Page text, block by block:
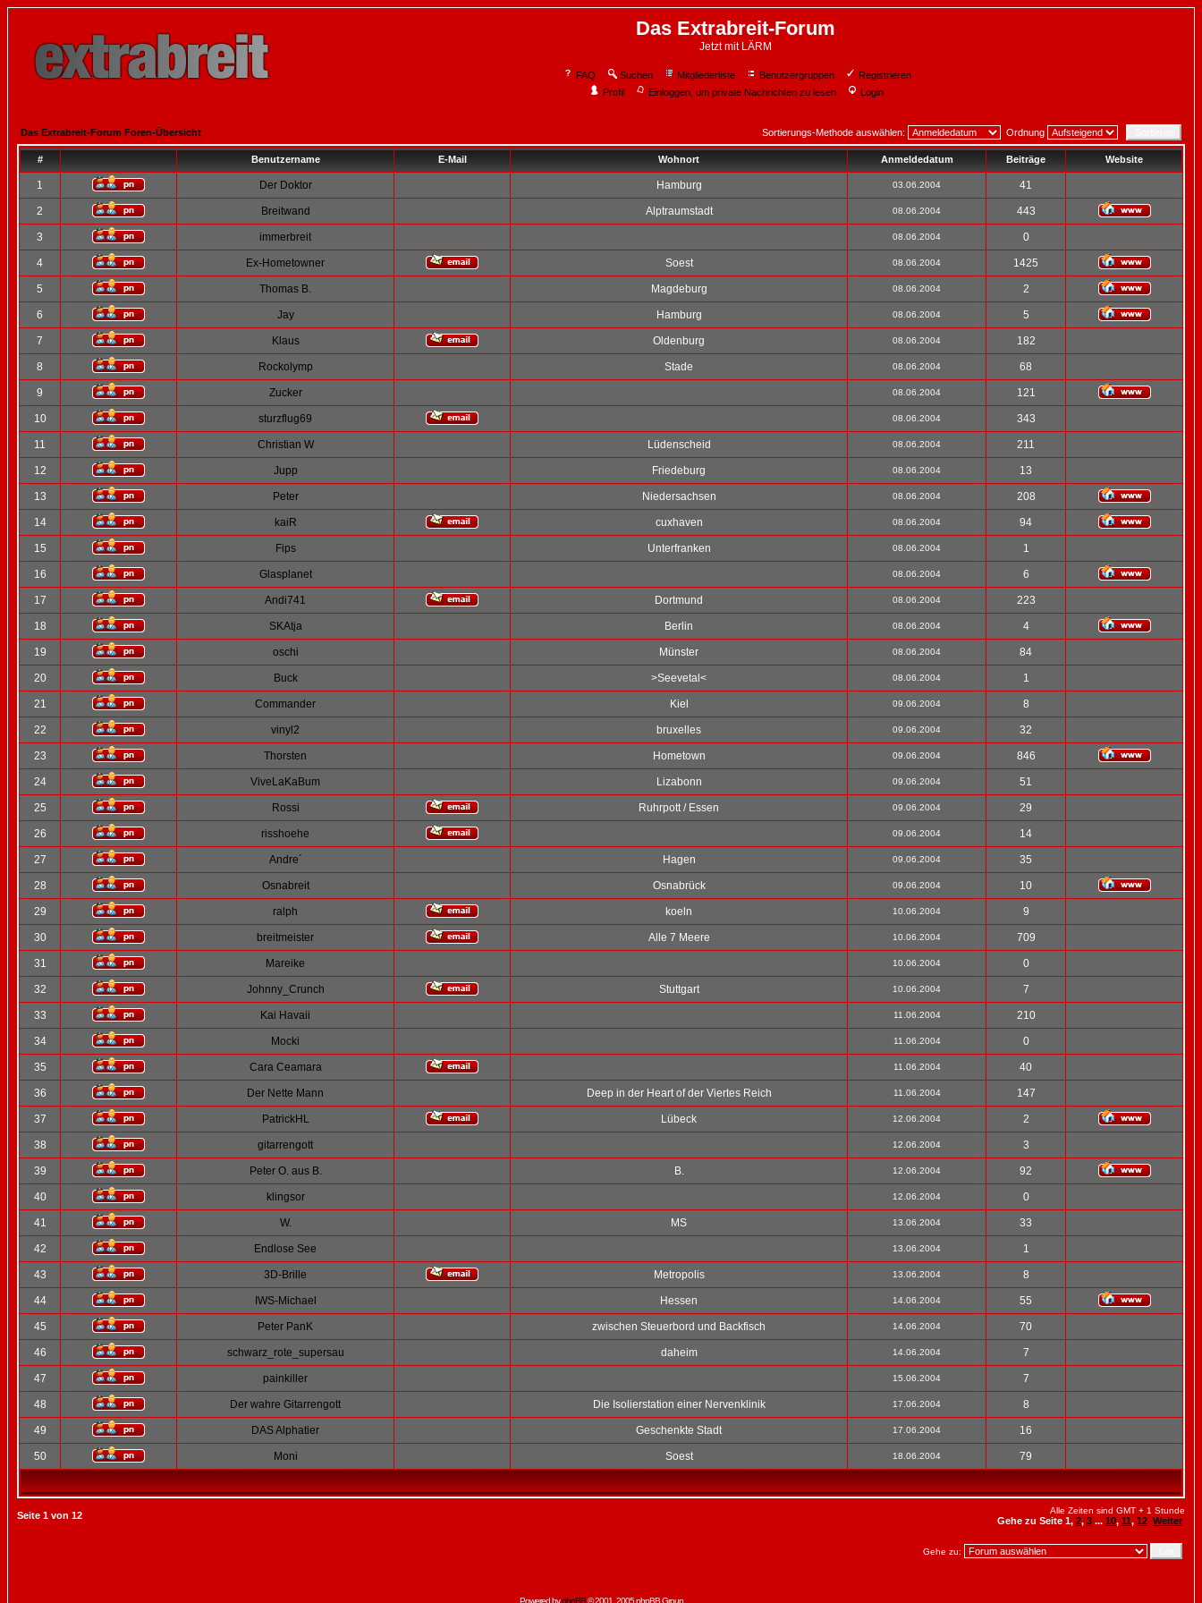
Das Extrabreit-Forum
Jetzt mit LÄRM
FAQ Suchen Mitgliederliste Benutzergruppen
Registrieren
Profil
Einloggen, um private Nachrichten zu lesen Login
Das Extrabreit-Forum Foren-Übersicht Sortierungs-Methode auswählen: Ordnung
# Benutzername E-Mail Wohnort Anmeldedatum Beiträge Website
1 Der Doktor Hamburg 03.06.2004 41
2 Breitwand Alptraumstadt 08.06.2004 443
3 immerbreit 08.06.2004 0
4 Ex-Hometowner Soest 08.06.2004 1425
5 Thomas B. Magdeburg 08.06.2004 2
6 Jay Hamburg 08.06.2004 5
7 Klaus Oldenburg 08.06.2004 182
8 Rockolymp Stade 08.06.2004 68
9 Zucker 08.06.2004 121
10 sturzflug69 08.06.2004 343
11 Christian W Lüdenscheid 08.06.2004 211
12 Jupp Friedeburg 08.06.2004 13
13 Peter Niedersachsen 08.06.2004 208
14 kaiR cuxhaven 08.06.2004 94
15 Fips Unterfranken 08.06.2004 1
16 Glasplanet 08.06.2004 6
17 Andi741 Dortmund 08.06.2004 223
18 SKAtja Berlin 08.06.2004 4
19 oschi Münster 08.06.2004 84
20 Buck >Seevetal< 08.06.2004 1
21 Commander Kiel 09.06.2004 8
22 vinyl2 bruxelles 09.06.2004 32
23 Thorsten Hometown 09.06.2004 846
24 ViveLaKaBum Lizabonn 09.06.2004 51
25 Rossi Ruhrpott / Essen 09.06.2004 29
26 risshoehe 09.06.2004 14
27 Andre´ Hagen 09.06.2004 35
28 Osnabreit Osnabrück 09.06.2004 10
29 ralph koeln 10.06.2004 9
30 breitmeister Alle 7 Meere 10.06.2004 709
31 Mareike 10.06.2004 0
32 Johnny_Crunch Stuttgart 10.06.2004 7
33 Kai Havaii 11.06.2004 210
34 Mocki 11.06.2004 0
35 Cara Ceamara 11.06.2004 40
36 Der Nette Mann Deep in der Heart of der Viertes Reich 11.06.2004 147
37 PatrickHL Lübeck 12.06.2004 2
38 gitarrengott 12.06.2004 3
39 Peter O. aus B. B. 12.06.2004 92
40 klingsor 12.06.2004 0
41 W. MS 13.06.2004 33
42 Endlose See 13.06.2004 1
43 3D-Brille Metropolis 13.06.2004 8
44 IWS-Michael Hessen 14.06.2004 55
45 Peter PanK zwischen Steuerbord und Backfisch 14.06.2004 70
46 schwarz_rote_supersau daheim 14.06.2004 7
47 painkiller 15.06.2004 7
48 Der wahre Gitarrengott Die Isolierstation einer Nervenklinik 17.06.2004 8
49 DAS Alphatier Geschenkte Stadt 17.06.2004 16
50 Moni Soest 18.06.2004 79
Seite 1 von 12 Alle Zeiten sind GMT + 1 Stunde
Gehe zu Seite 1, 2, 3 ... 10, 11, 12 Weiter
Gehe zu:
Powered byphpBB© 2001, 2005 phpBB Group